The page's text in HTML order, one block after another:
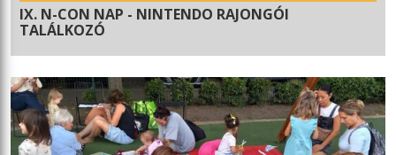
IX. N-CON NAP - NINTENDO RAJONGÓI
TALÁLKOZÓ